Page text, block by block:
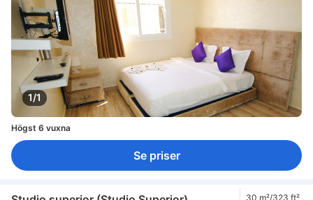
1/1
Högst 6 vuxna
Se priser
30 m²/323 ft²